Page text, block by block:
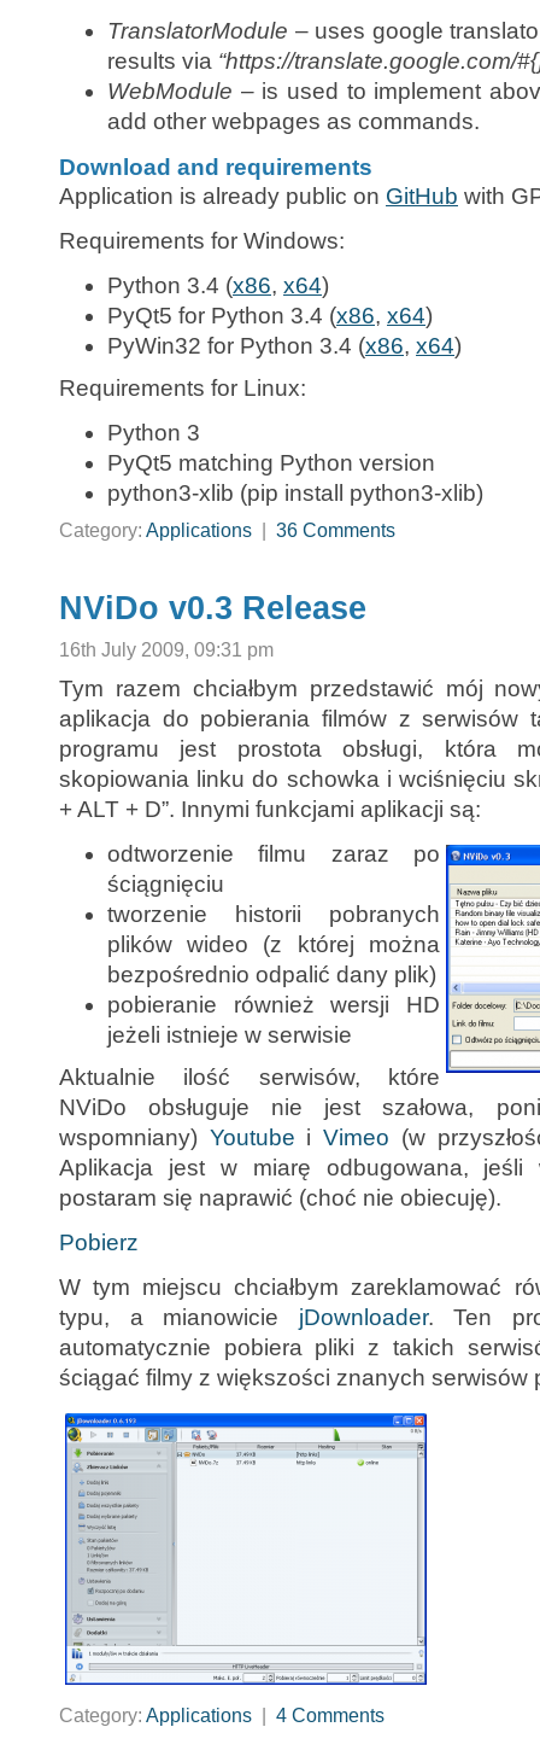
TranslatorModule – uses google
results via “https://translate.google.com/
WebModule – is used to implement
add other webpages as commands.
Download and requirements
Application is already public on GitHub with
Requirements for Windows:
Python 3.4 (x86, x64)
PyQt5 for Python 3.4 (x86, x64)
PyWin32 for Python 3.4 (x86, x64)
Requirements for Linux:
Python 3
PyQt5 matching Python version
python3-xlib (pip install python3-xlib)
Category: Applications 36 Comments
NViDo v0.3 Release
16th July 2009, 09:31 pm
Tym razem chciałbym przedstawić mój
aplikacja do pobierania filmów z serwisów
programu jest prostota obsługi, która
skopiowania linku do schowka i wciśnięciu
+ ALT + D”. Innymi funkcjami aplikacji są:
odtworzenie filmu zaraz po
ściągnięciu
tworzenie historii pobranych
plików wideo (z której można
bezpośrednio odpalić dany plik)
pobieranie również wersji HD
jeżeli istnieje w serwisie
Aktualnie ilość serwisów, które
NViDo obsługuje nie jest szałowa,
wspomniany) Youtube iVimeo (w
Aplikacja jest w miarę odbugowana, jeśli
postaram się naprawić (choć nie obiecuję).
Pobierz
W tym miejscu chciałbym zareklamować
typu, a mianowicie jDownloader. Ten
automatycznie pobiera pliki z takich
ściągać filmy z większości znanych
Category: Applications 4 Comments